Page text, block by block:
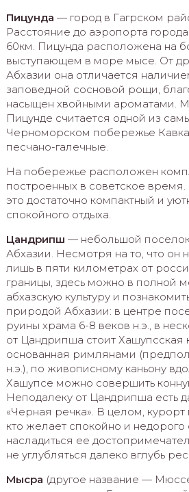
Пицунда — город в Гагрском
Расстояние до аэропорта
60км. Пицунда расположена на
выступающем в море мысе. От
Абхазии она отличается
заповедной сосновой рощи,
насыщен хвойными ароматами.
Пицунде считается одной из
Черноморском побережье
песчано-галечные.
На побережье расположен
построенных в советское
это достаточно компактный и
спокойного отдыха.
Цандрипш — небольшой
Абхазии. Несмотря на то, что он
лишь в пяти километрах от
границы, здесь можно в полной
абхазскую культуру и
природой Абхазии: в центре
руины храма 6-8 веков н.э., в
от Цандрипша стоит Хашупсская
основанная римлянами
н.э.), по живописному каньону
Хашупсе можно совершить
Неподалеку от Цандрипша есть
«Черная речка». В целом, курорт
кто желает спокойно и недорого
насладиться ее
не углубляться далеко вглубь
Мысра (другое название —